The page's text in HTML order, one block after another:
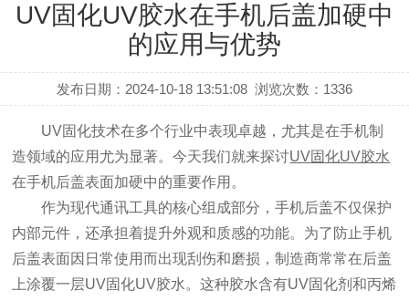
UV固化UV胶水在手机后盖加硬中
的应用与优势
发布日期：2024-10-18 13:51:08 浏览次数： 1336
UV固化技术在多个行业中表现卓越，尤其是在手机制
造领域的应用尤为显著。今天我们就来探讨UV固化UV胶水
在手机后盖表面加硬中的重要作用。
作为现代通讯工具的核心组成部分，手机后盖不仅保护
内部元件，还承担着提升外观和质感的功能。为了防止手机
后盖表面因日常使用而出现刮伤和磨损，制造商常常在后盖
上涂覆一层UV固化UV胶水。这种胶水含有UV固化剂和丙烯